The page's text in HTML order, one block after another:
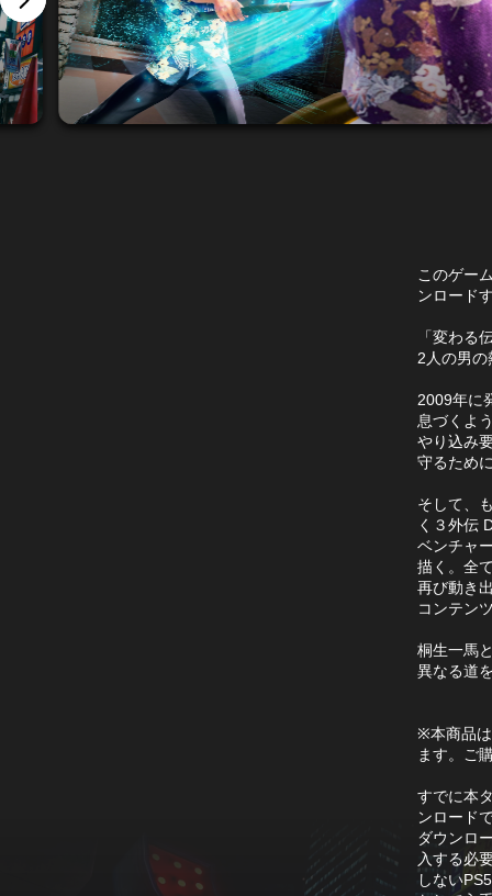
このゲー
ンロード
「変わる
2人の男
2009年に
息づくよ
やり込み
守るため
そして、
く３外伝
ベンチャ
描く。全
再び動き
コンテン
桐生一馬
異なる道
※本商品
ます。ご
すでに本
ンロード
ダウンロ
入する必
しない